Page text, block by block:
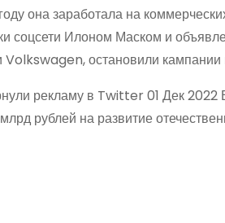
она заработала на
соцсети Илоном Маском и
остановили
рекламу в Twitter 01 Дек 2022
рублей на развитие